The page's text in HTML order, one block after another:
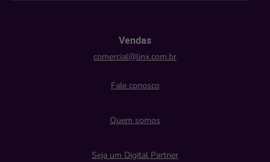
Vendas
comercial@linx.com.br
Fale conosco
Quem somos
Seja um Digital Partner